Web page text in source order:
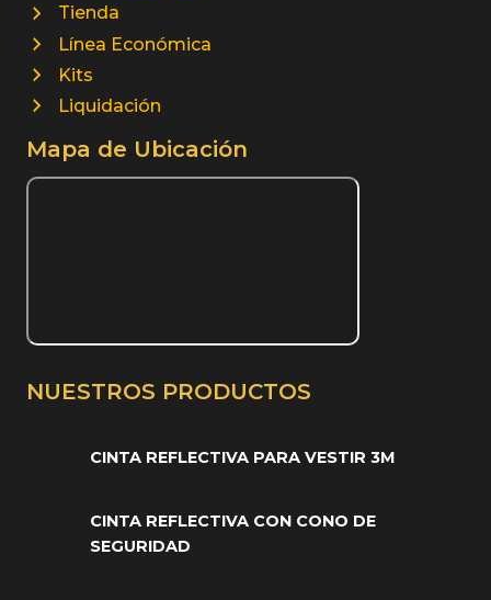
Tienda
Línea Económica
Kits
Liquidación
Mapa de Ubicación
NUESTROS PRODUCTOS
CINTA REFLECTIVA PARA VESTIR 3M
CINTA REFLECTIVA CON CONO DE
SEGURIDAD